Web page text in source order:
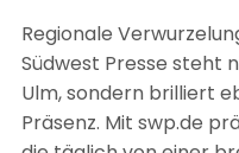
Regionale
Südwest Presse steht
Ulm, sondern brilliert
Präsenz. Mit swp.de